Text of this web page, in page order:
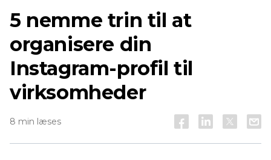
5 nemme trin til at
organisere din
Instagram-profil til
virksomheder
8 min læses